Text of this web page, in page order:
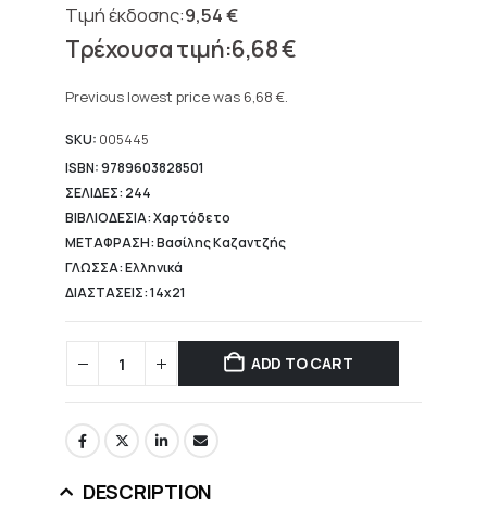
9,54€
Original
price
9,54 €.
6,68€
price
6,68 €.
Previous lowest price was 6,68 €.
SKU: 005445
ISBN: 9789603828501
ΣΕΛΙΔΕΣ: 244
ΒΙΒΛΙΟΔΕΣΙΑ: Χαρτόδετο
ΜΕΤΑΦΡΑΣΗ: Βασίλης Καζαντζής
ΓΛΩΣΣΑ: Ελληνικά
ΔΙΑΣΤΑΣΕΙΣ: 14x21
ADD TO CART
DESCRIPTION